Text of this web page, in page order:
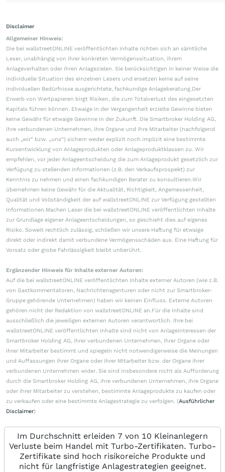
Disclaimer
Allgemeiner Hinweis:
Die bei wallstreetONLINE veröffentlichten Inhalte richten sich an sämtliche
Leser, unabhängig von ihrer konkreten Vermögenssituation, ihrem
Anlageverhalten oder ihren Anlagezielen. Sie berücksichtigen in keiner Weise die
individuelle Situation des einzelnen Lesers und ersetzen keine auf seine
individuellen Bedürfnisse ausgerichtete, fachkundige Anlageberatung.Der
Erwerb von Wertpapieren birgt Risiken, die zum Totalverlust des eingesetzten
Kapitals führen können. Etwaige in der Vergangenheit erzielte Gewinne bieten
keine Gewähr für etwaige Gewinne in der Zukunft. Die Smartbroker Holding AG,
ihre verbundenen Unternehmen, ihre Organe und ihre Mitarbeiter (nachfolgend
auch „wir“ bzw. „uns“) sichern weder explizit noch implizit eine bestimmte
Kursentwicklung von Anlageprodukten oder Anlageproduktklassen zu. Wir
empfehlen, vor jeder Anlageentscheidung die zum Anlageprodukt gesetzlich zur
Verfügung zu stellenden Informationen (z.B. den Verkaufsprospekt) zur
Kenntnis zu nehmen und einen fachkundigen Berater zu konsultieren.Wir
übernehmen keine Gewähr für die Aktualität, Richtigkeit, Angemessenheit,
Qualität und Vollständigkeit der auf wallstreetONLINE zur Verfügung gestellten
Informationen.Machen Leser die bei wallstreetONLINE veröffentlichten Inhalte
zur Grundlage eigener Anlageentscheidungen, so geschieht dies auf eigenes
Risiko. Soweit rechtlich zulässig, schließen wir unsere Haftung für etwaige
direkt oder indirekt damit verbundene Vermögensschäden aus. Eine Haftung für
Vorsatz oder grobe Fahrlässigkeit bleibt unberührt.
Ergänzender Hinweis für Inhalte externer Autoren:
Auf die bei wallstreetONLINE veröffentlichten Inhalte externer Autoren (wie z.B.
von Gastkommentatoren, Nachrichtenagenturen oder nicht zur Smartbroker-
Gruppe gehörende Unternehmen) haben wir keinen Einfluss. Externe Autoren
gehören nicht der Redaktion von wallstreetONLINE an.Für die Inhalte sind
ausschließlich die jeweiligen externen Autoren verantwortlich. Ihre bei
wallstreetONLINE veröffentlichten Inhalte sind nicht von Anlageinteressen der
Smartbroker Holding AG, ihrer verbundenen Unternehmen, ihrer Organe oder
ihrer Mitarbeiter bestimmt und spiegeln nicht notwendigerweise die Meinungen
und Auffassungen ihrer Organe oder ihrer Mitarbeiter bzw. der Organe ihrer
verbundenen Unternehmen wider. Sie sind insbesondere nicht als Aufforderung
durch die Smartbroker Holding AG, ihre verbundenen Unternehmen, ihre Organe
oder ihrer Mitarbeiter zu verstehen, bestimmte Anlageprodukte zu kaufen oder
zu verkaufen oder eine bestimmte Anlagestrategie zu verfolgen. (Ausführlicher
Disclaimer)
Im Durchschnitt erleiden 7 von 10 Kleinanlegern
Verluste beim Handel mit Turbo-Zertifikaten. Turbo-
Zertifikate sind hoch risikoreiche Produkte und
nicht für langfristige Anlagestrategien geeignet.